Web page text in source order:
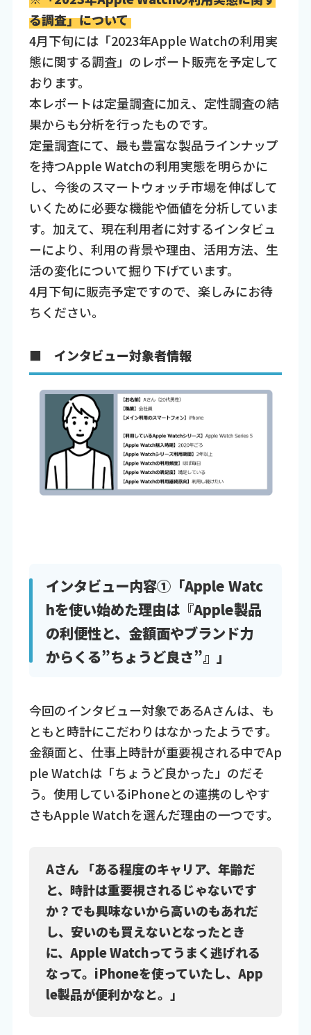
る調査」について
4月下旬には「2023年Apple Watchの利用実
態に関する調査」のレポート販売を予定して
おります。
本レポートは定量調査に加え、定性調査の結
果からも分析を行ったものです。
定量調査にて、最も豊富な製品ラインナップ
を持つApple Watchの利用実態を明らかに
し、今後のスマートウォッチ市場を伸ばして
いくために必要な機能や価値を分析していま
す。加えて、現在利用者に対するインタビュ
ーにより、利用の背景や理由、活用方法、生
活の変化について掘り下げています。
4月下旬に販売予定ですので、楽しみにお待
ちください。
■ インタビュー対象者情報
インタビュー内容①「Apple Watc
hを使い始めた理由は『Apple製品
の利便性と、金額面やブランド力
からくる”ちょうど良さ”』」
今回のインタビュー対象であるAさんは、も
ともと時計にこだわりはなかったようです。
金額面と、仕事上時計が重要視される中でAp
ple Watchは「ちょうど良かった」のだそ
う。使用しているiPhoneとの連携のしやす
さもApple Watchを選んだ理由の一つです。
Aさん 「ある程度のキャリア、年齢だ
と、時計は重要視されるじゃないです
か？でも興味ないから高いのもあれだ
し、安いのも買えないとなったとき
に、Apple Watchってうまく逃げれる
なって。iPhoneを使っていたし、App
le製品が便利かなと。」